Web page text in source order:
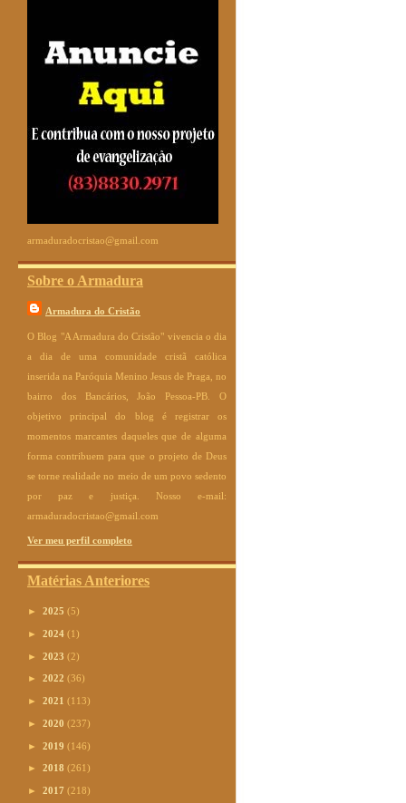
armaduradocristao@gmail.com
Sobre o Armadura
Armadura do Cristão
O Blog "A Armadura do Cristão" vivencia o dia
a dia de uma comunidade cristã católica
inserida na Paróquia Menino Jesus de Praga, no
bairro dos Bancários, João Pessoa-PB. O
objetivo principal do blog é registrar os
momentos marcantes daqueles que de alguma
forma contribuem para que o projeto de Deus
se torne realidade no meio de um povo sedento
por paz e justiça. Nosso e-mail:
armaduradocristao@gmail.com
Ver meu perfil completo
Matérias Anteriores
► 2025 (5)
► 2024 (1)
► 2023 (2)
► 2022 (36)
► 2021 (113)
► 2020 (237)
► 2019 (146)
► 2018 (261)
► 2017 (218)